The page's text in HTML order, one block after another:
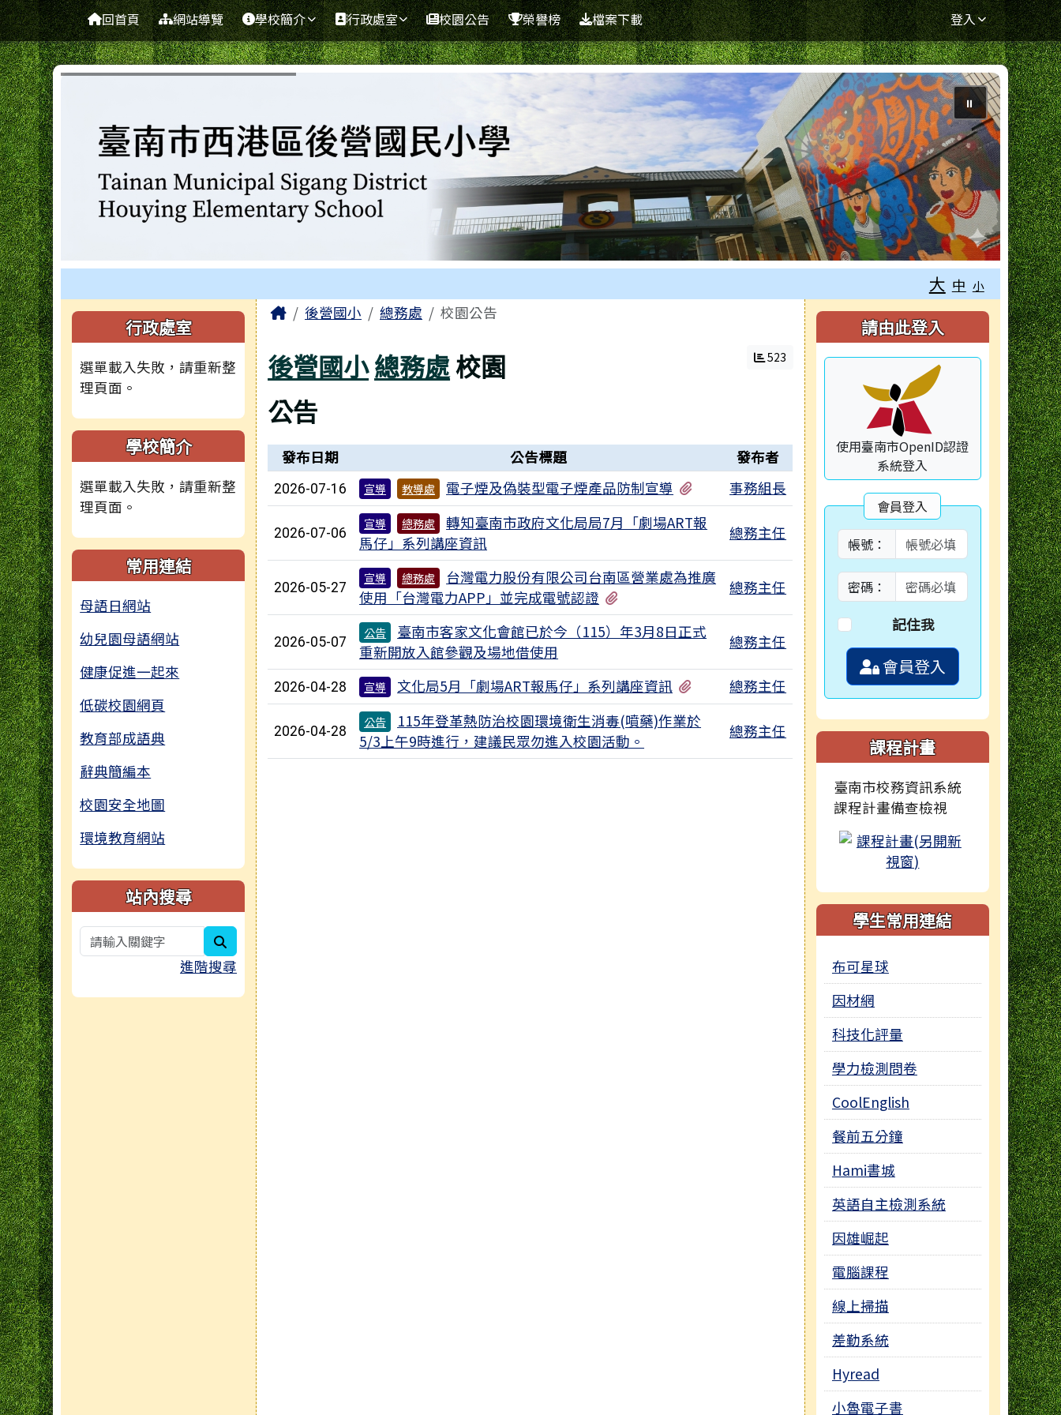
跳至主內容區
臺南市西港區後營國民小學
導覽列 回首頁 網站導覽 學校簡介 行政處室 校園公告 榮譽榜 檔案下載 登入
⏸
大 中 小
左邊區域內容
行政處室
選單載入失敗，請重新整
理頁面。
學校簡介
選單載入失敗，請重新整
理頁面。
常用連結
母語日網站
幼兒園母語網站
健康促進一起來
低碳校園網頁
教育部成語典
辭典簡編本
校園安全地圖
環境教育網站
站內搜尋
search
進階搜尋
主內容區域
Home後營國小 總務處 校園公告
後營國小總務處校園
公告
523
新聞列表
發布日期 公告標題 發布者
2026-07-16 宣導 教導處 電子煙及偽裝型電子煙產品防制宣導 有1個附檔
事務組長
2026-07-06
宣導 總務處
轉知臺南市政府文化局局7月「劇場ART報
馬仔」系列講座資訊
總務主任
2026-05-27
宣導 總務處
台灣電力股份有限公司台南區營業處為推廣
使用「台灣電力APP」並完成電號認證
總務主任
2026-05-07
公告
臺南市客家文化會館已於今（115）年3月8日正式
重新開放入館參觀及場地借使用
總務主任
2026-04-28 宣導 文化局5月「劇場ART報馬仔」系列講座資訊 有1個附檔總務主任
2026-04-28
公告
115年登革熱防治校園環境衛生消毒(噴藥)作業於
5/3上午9時進行，建議民眾勿進入校園活動。
總務主任
右邊區域內容
請由此登入
使用臺南市OpenID認證
系統登入
會員登入
帳號：
密碼：
記住我
會員登入
課程計畫
臺南市校務資訊系統
課程計畫備查檢視
學生常用連結
布可星球
因材網
科技化評量
學力檢測問卷
CoolEnglish
餐前五分鐘
Hami書城
英語自主檢測系統
因雄崛起
電腦課程
線上掃描
差勤系統
Hyread
小魯電子書
頁尾區域